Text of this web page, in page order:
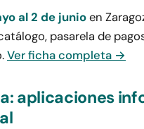
al 2 de junioen
pasarela de
Ver ficha completa →
aplicaciones